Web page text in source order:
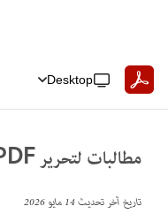
Desktop
مطالبات لتحرير PDF عبر المحادثة
تاريخ آخر تحديث14 مايو 2026